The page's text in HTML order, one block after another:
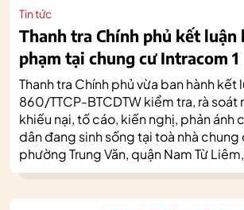
Tin tức
Thanh tra Chính phủ kết luận
phạm tại chung cư Intracom 1
Thanh tra Chính phủ vừa ban hành kết
860/TTCP-BTCDTW kiểm tra, rà soát
khiếu nại, tố cáo, kiến nghị, phản ánh
dân đang sinh sống tại toà nhà chung
phường Trung Văn, quận Nam Từ